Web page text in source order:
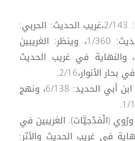
([1]) غريب الحديث: ابن قتيبة: 2/143،غريب الحديث: الحربي:
2/569،الفائق في غريب الحديث: 1/360، وينظر: الغريبين
في القرآن والحديث: 2/623، والنهاية في غريب الحديث
([2]) ينظر: نهج البلاغة بشرح ابن أبي الحديد: 6/138، ونهج
ورُوي (الْمَدْحِيَّات). الغريبين في
2/623، والنهاية في غريب الحديث والأثر: